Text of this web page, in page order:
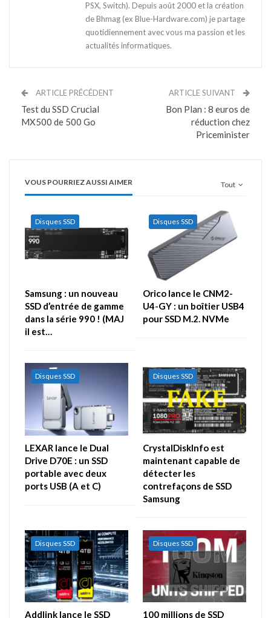
PSX, Switch). Depuis août 2000 et la création
de Bhmag (ex Blue-Hardware.com) je partage
quotidiennement avec vous ma passion et les
actualités informatiques.
ARTICLE PRÉCÉDENT
Test du SSD Crucial
MX500 de 500 Go
ARTICLE SUIVANT
Bon Plan : 8 euros de
réduction chez
Priceminister
Tout
VOUS POURRIEZ AUSSI AIMER
Disques SSD
Samsung : un nouveau
SSD d’entrée de gamme
dans la série 990 ! (MAJ
il est…
Disques SSD
Orico lance le CNM2-
U4-GY : un boîtier USB4
pour SSD M.2. NVMe
Disques SSD
LEXAR lance le Dual
Drive D70E : un SSD
portable avec deux
ports USB (A et C)
Disques SSD
CrystalDiskInfo est
maintenant capable de
détecter les
contrefaçons de SSD
Samsung
Disques SSD
Addlink lance le SSD
Disques SSD
100 millions de SSD